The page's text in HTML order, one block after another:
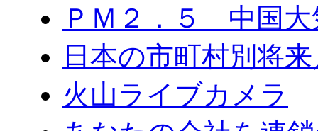
ＰＭ２．５ 中国大
日本の市町村別将
火山ライブカメラ